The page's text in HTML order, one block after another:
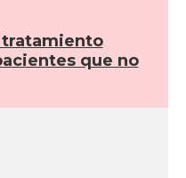
tratamiento
que no